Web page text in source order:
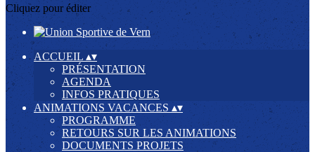
Cliquez pour éditer
ACCUEIL ▴▾
PRÉSENTATION
AGENDA
INFOS PRATIQUES
ANIMATIONS VACANCES ▴▾
PROGRAMME
RETOURS SUR LES ANIMATIONS
DOCUMENTS PROJETS